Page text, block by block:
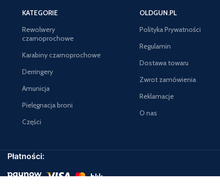
KATEGORIE
Rewolwery
czarnoprochowe
Karabiny czarnoprochowe
Derringery
Amunicja
Pielęgnacja broni
Części
OLDGUN.PL
Polityka Prywatności
Regulamin
Dostawa towaru
Zwrot zamówienia
Reklamacje
O nas
Płatności: